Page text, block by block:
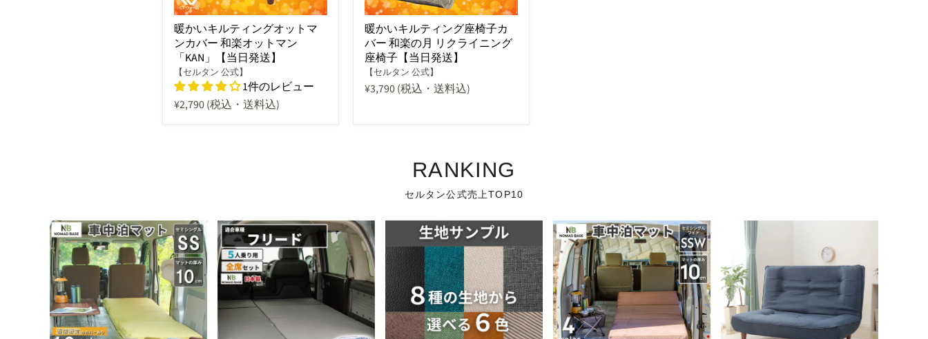
暖かいキルティングオットマ
ンカバー 和楽オットマン
「KAN」【当日発送】
【セルタン 公式】
1件のレビュー
¥2,790(税込・送料込)
暖かいキルティング座椅子カ
バー 和楽の月 リクライニング
座椅子【当日発送】
【セルタン 公式】
¥3,790(税込・送料込)
RANKING
セルタン公式売上TOP10